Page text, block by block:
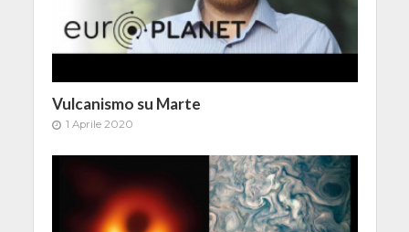
Vulcanismo su Marte
1 Aprile 2020